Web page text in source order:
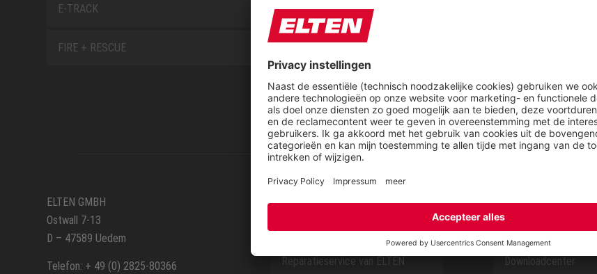
E-TRACK
FIRE + RESCUE
NOVA
SAFEGUARD
ELTEN GMBH
Ostwall 7-13
D – 47589 Uedem
Telefon: + 49 (0) 2825-80366
SERVICE
Reparatieservice van ELTEN
CSR-Report
Downloadcenter